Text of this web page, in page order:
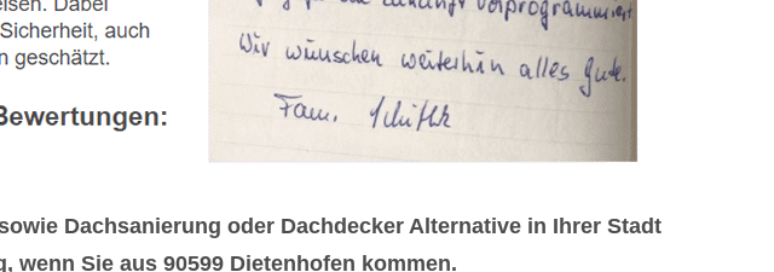
Dachsanierung oder Dachdecker Alternative in Ihrer Stadt
wenn Sie aus 90599 Dietenhofen kommen.